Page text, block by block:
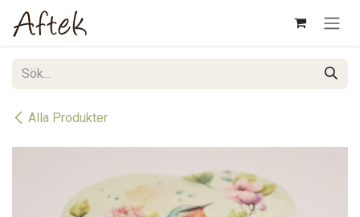
Hoppa till innehåll
Alla Produkter